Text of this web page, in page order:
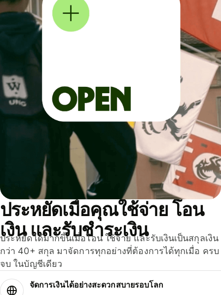
ประหยัดเมื่อคุณใช้จ่าย โอน
เงิน และรับชำระเงิน
ประหยัดได้มากขึ้นเมื่อโอน ใช้จ่าย และรับเงินเป็นสกุลเงิน
กว่า 40+ สกุล มาจัดการทุกอย่างที่ต้องการได้ทุกเมื่อ ครบ
จบ ในบัญชีเดียว
จัดการเงินได้อย่างสะดวกสบายรอบโลก